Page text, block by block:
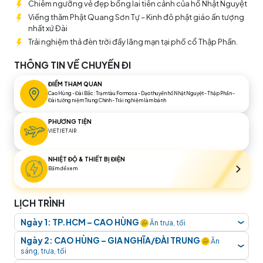
Loan chắc chắn sẽ không làm bạn thất vọng.
Chiêm ngưỡng vẻ đẹp bồng lai tiên cảnh của hồ Nhật Nguyệt
Viếng thăm Phật Quang Sơn Tự – Kinh đô phật giáo ấn tượng
nhất xứ Đài
Trải nghiệm thả đèn trời đầy lãng mạn tại phố cổ Thập Phần.
THÔNG TIN VỀ CHUYẾN ĐI
ĐIỂM THAM QUAN
Cao Hùng - Đài Bắc: Trạm tàu Formosa - Dạo thuyền hồ Nhật Nguyệt - Thập Phần -
Đài tưởng niệm Trung Chính - Trải nghiệm làm bánh
PHƯƠNG TIỆN
VIETJET AIR
NHIỆT ĐỘ & THIẾT BỊ ĐIỆN
Bấm để xem
LỊCH TRÌNH
Ngày 1: TP.HCM – CAO HÙNG Ăn trưa, tối ❮
Quý khách tập trung tạisân bay Tân Sơn Nhất, ga
Quốc tế, lầu 2
Ngày 2: CAO HÙNG – GIA NGHĨA/ĐÀI TRUNG
Ăn
sáng, trưa, tối
❮